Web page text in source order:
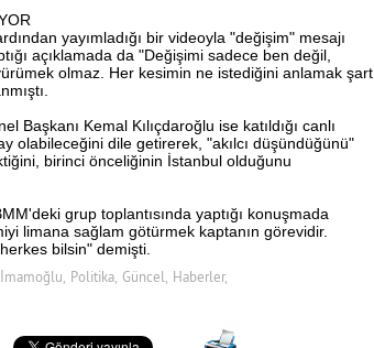
yayımladığı bir videoyla "değişim" mesajı
açıklamada da "Değişimi sadece ben değil,
olmaz. Her kesimin ne istediğini anlamak şart.
Başkanı Kemal Kılıçdaroğlu ise katıldığı canlı
olabileceğini dile getirerek, "akılcı düşündüğünü"
birinci önceliğinin İstanbul olduğunu
grup toplantısında yaptığı konuşmada
limana sağlam götürmek kaptanın görevidir.
bilsin" demişti.
Politika, Güncel, Haberler,